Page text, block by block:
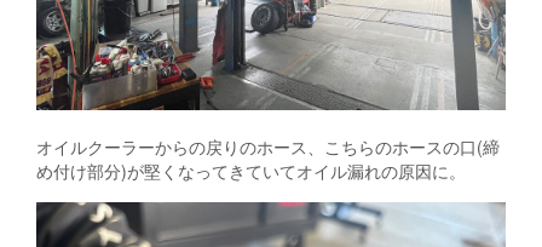
オイルクーラーからの戻りのホース、こちらのホースの口(締
め付け部分)が堅くなってきていてオイル漏れの原因に。